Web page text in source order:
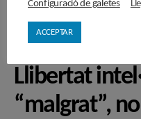
Llibertat
“malgrat”,
Configuració de galetes
ACCEPTAR